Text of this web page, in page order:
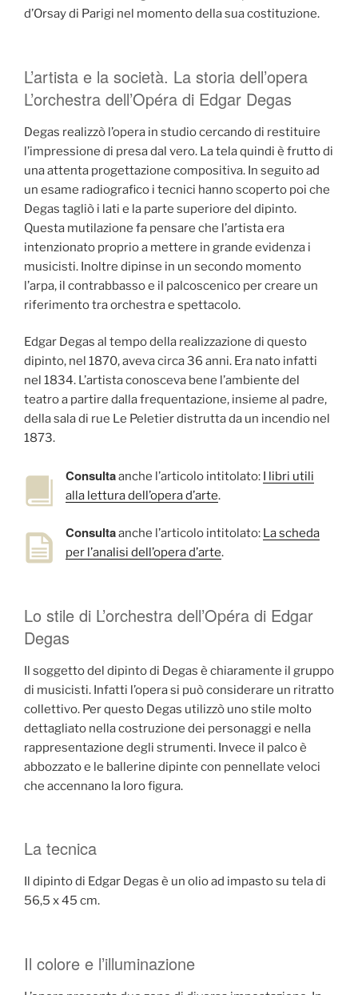
d’Orsay di Parigi nel momento della sua costituzione.
L’artista e la società. La storia dell’opera
L’orchestra dell’Opéra di Edgar Degas
Degas realizzò l’opera in studio cercando di restituire
l’impressione di presa dal vero. La tela quindi è frutto di
una attenta progettazione compositiva. In seguito ad
un esame radiografico i tecnici hanno scoperto poi che
Degas tagliò i lati e la parte superiore del dipinto.
Questa mutilazione fa pensare che l’artista era
intenzionato proprio a mettere in grande evidenza i
musicisti. Inoltre dipinse in un secondo momento
l’arpa, il contrabbasso e il palcoscenico per creare un
riferimento tra orchestra e spettacolo.
Edgar Degas al tempo della realizzazione di questo
dipinto, nel 1870, aveva circa 36 anni. Era nato infatti
nel 1834. L’artista conosceva bene l’ambiente del
teatro a partire dalla frequentazione, insieme al padre,
della sala di rue Le Peletier distrutta da un incendio nel
1873.
Consultaanche l’articolo intitolato: I libri utili
alla lettura dell’opera d’arte.
Consultaanche l’articolo intitolato: La scheda
per l’analisi dell’opera d’arte.
Lo stile di L’orchestra dell’Opéra di Edgar
Degas
Il soggetto del dipinto di Degas è chiaramente il gruppo
di musicisti. Infatti l’opera si può considerare un ritratto
collettivo. Per questo Degas utilizzò uno stile molto
dettagliato nella costruzione dei personaggi e nella
rappresentazione degli strumenti. Invece il palco è
abbozzato e le ballerine dipinte con pennellate veloci
che accennano la loro figura.
La tecnica
Il dipinto di Edgar Degas è un olio ad impasto su tela di
56,5 x 45 cm.
Il colore e l’illuminazione